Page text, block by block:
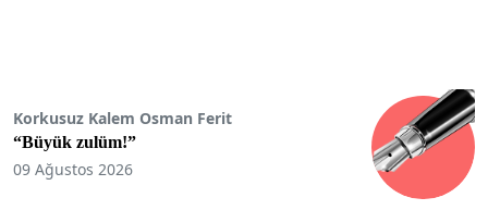
Korkusuz Kalem Osman Ferit
“Büyük zulüm!”
09 Ağustos 2026